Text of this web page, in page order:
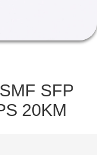
SFP
20KM